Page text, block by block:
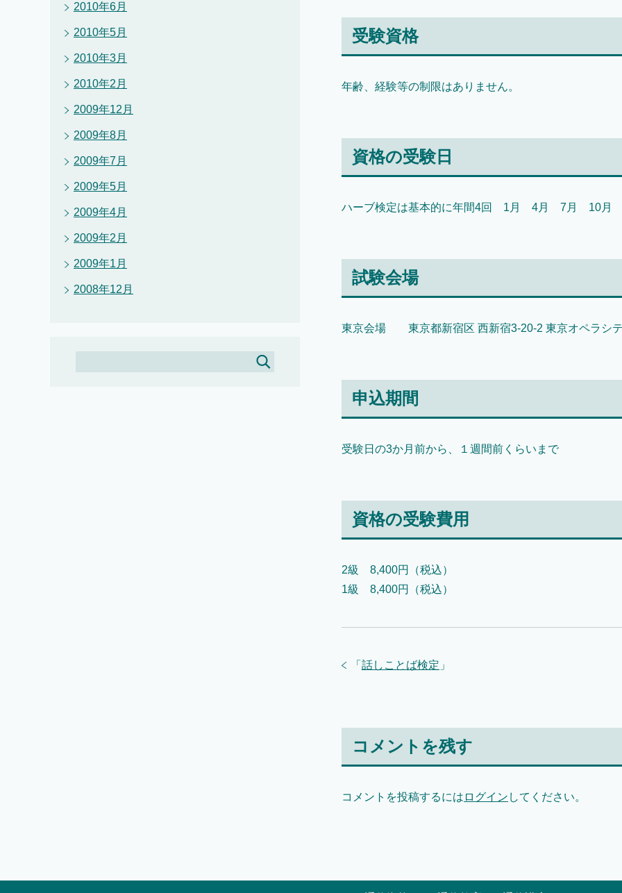
受験資格
年齢、経験等の制限はありません。
資格の受験日
ハーブ検定は基本的に年間4回 1月 4月 7月 10月
試験会場
東京会場 東京都新宿区 西新宿3-20-2 東京オペラシ
申込期間
受験日の3か月前から、１週間前くらいまで
資格の受験費用
2級 8,400円（税込）
1級 8,400円（税込）
「 話しことば検定 」
コメントを残す
コメントを投稿するには ログイン してください。
2010年6月
2010年5月
2010年3月
2010年2月
2009年12月
2009年8月
2009年7月
2009年5月
2009年4月
2009年2月
2009年1月
2008年12月